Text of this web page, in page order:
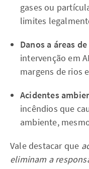
gases ou
limites
Danos a áreas
intervenção em
margens de rios
Acidentes
incêndios que
ambiente,
Vale destacar que
eliminam a